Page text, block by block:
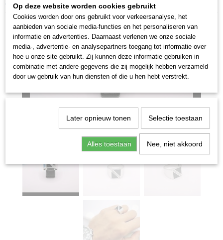
Home > > Herenringen Ringen zilver >HRI0900
Op deze website worden cookies gebruikt
Cookies worden door ons gebruikt voor verkeersanalyse, het
aanbieden van sociale media-functies en het personaliseren van
informatie en advertenties. Daarnaast verlenen we onze sociale
media-, advertentie- en analysepartners toegang tot informatie over
hoe u onze site gebruikt. Zij kunnen deze informatie gebruiken in
combinatie met andere gegevens die zij mogelijk hebben verzameld
door uw gebruik van hun diensten of die u hen hebt verstrekt.
Later opnieuw tonen Selectie toestaan
Alles toestaan Nee, niet akkoord